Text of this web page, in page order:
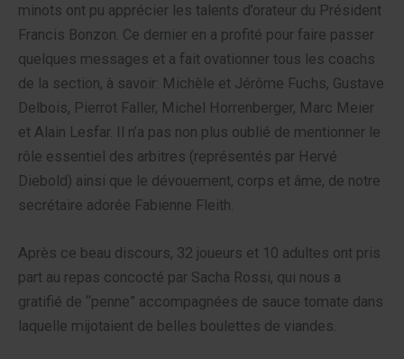
minots ont pu apprécier les talents d’orateur du Président
Francis Bonzon. Ce dernier en a profité pour faire passer
quelques messages et a fait ovationner tous les coachs
de la section, à savoir: Michèle et Jérôme Fuchs, Gustave
Delbois, Pierrot Faller, Michel Horrenberger, Marc Meier
et Alain Lesfar. Il n’a pas non plus oublié de mentionner le
rôle essentiel des arbitres (représentés par Hervé
Diebold) ainsi que le dévouement, corps et âme, de notre
secrétaire adorée Fabienne Fleith.
Après ce beau discours, 32 joueurs et 10 adultes ont pris
part au repas concocté par Sacha Rossi, qui nous a
gratifié de “penne” accompagnées de sauce tomate dans
laquelle mijotaient de belles boulettes de viandes.